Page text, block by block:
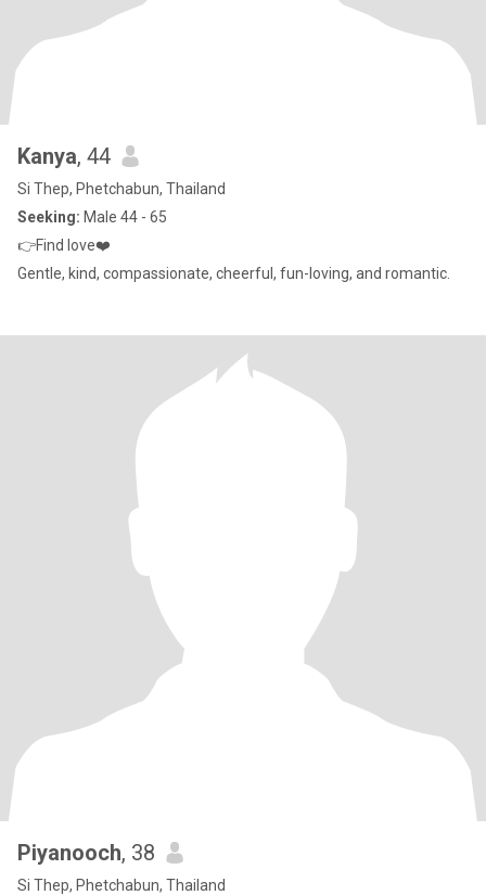
Kanya, 44
Si Thep, Phetchabun, Thailand
Seeking: Male 44 - 65
👉Find love❤️
Gentle, kind, compassionate, cheerful, fun-loving, and romantic.
Piyanooch, 38
Si Thep, Phetchabun, Thailand